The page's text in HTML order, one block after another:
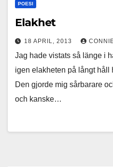
POESI
Elakhet
18 APRIL, 2013
Jag hade vistats så länge i
igen elakheten på långt håll
Den gjorde mig sårbarare
och kanske…